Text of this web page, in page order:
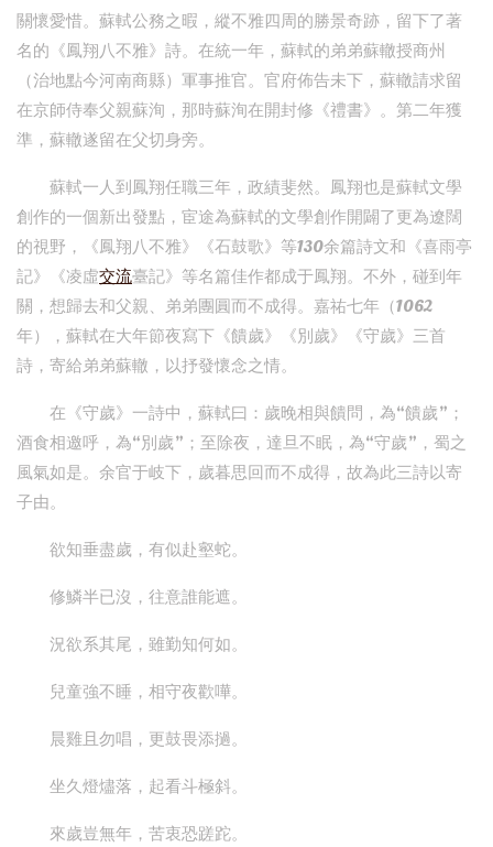
關懷愛惜。蘇軾公務之暇，縱不雅四周的勝景奇跡，留下了著
名的《鳳翔八不雅》詩。在統一年，蘇軾的弟弟蘇轍授商州
（治地點今河南商縣）軍事推官。官府佈告未下，蘇轍請求留
在京師侍奉父親蘇洵，那時蘇洵在開封修《禮書》。第二年獲
準，蘇轍遂留在父切身旁。
蘇軾一人到鳳翔任職三年，政績斐然。鳳翔也是蘇軾文學
創作的一個新出發點，宦途為蘇軾的文學創作開闢了更為遼闊
的視野，《鳳翔八不雅》《石鼓歌》等130余篇詩文和《喜雨亭
記》《凌虛交流臺記》等名篇佳作都成于鳳翔。不外，碰到年
關，想歸去和父親、弟弟團圓而不成得。嘉祐七年（1062
年），蘇軾在大年節夜寫下《饋歲》《別歲》《守歲》三首
詩，寄給弟弟蘇轍，以抒發懷念之情。
在《守歲》一詩中，蘇軾曰：歲晚相與饋問，為“饋歲”；
酒食相邀呼，為“別歲”；至除夜，達旦不眠，為“守歲”，蜀之
風氣如是。余官于岐下，歲暮思回而不成得，故為此三詩以寄
子由。
欲知垂盡歲，有似赴壑蛇。
修鱗半已沒，往意誰能遮。
況欲系其尾，雖勤知何如。
兒童強不睡，相守夜歡嘩。
晨雞且勿唱，更鼓畏添撾。
坐久燈燼落，起看斗極斜。
來歲豈無年，苦衷恐蹉跎。